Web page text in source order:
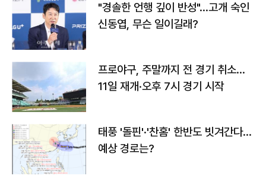
"경솔한 언행 깊이 반성"…고개 숙인
신동엽, 무슨 일이길래?
프로야구, 주말까지 전 경기 취소…
11일 재개·오후 7시 경기 시작
태풍 '돌핀'·'찬홈' 한반도 빗겨간다…
예상 경로는?